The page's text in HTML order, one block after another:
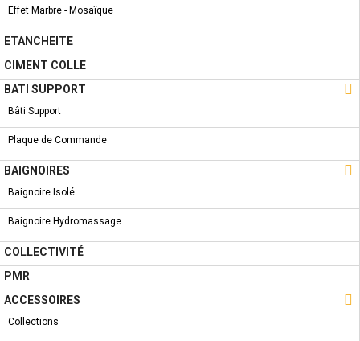
Effet Marbre - Mosaïque
ETANCHEITE
CIMENT COLLE
BATI SUPPORT

Bâti Support
Plaque de Commande
BAIGNOIRES 
Baignoire Isolé
Baignoire Hydromassage
COLLECTIVITÉ
PMR
ACCESSOIRES

Collections
Finition
5 AUTRES PRODUITS DANS LA MÊME
CATÉGORIE :
AQUART - MODENA ONDE BN 22.5 * 22.5